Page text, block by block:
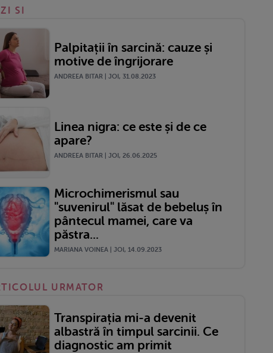
SI
Palpitații în sarcină: cauze și
motive de îngrijorare
ANDREEA BITAR | JOI, 31.08.2023
Linea nigra: ce este și de ce
apare?
ANDREEA BITAR | JOI, 26.06.2025
Microchimerismul sau
"suvenirul" lăsat de bebeluș în
pântecul mamei, care va
păstra...
MARIANA VOINEA | JOI, 14.09.2023
URMATOR
Transpirația mi-a devenit
albastră în timpul sarcinii. Ce
diagnostic am primit